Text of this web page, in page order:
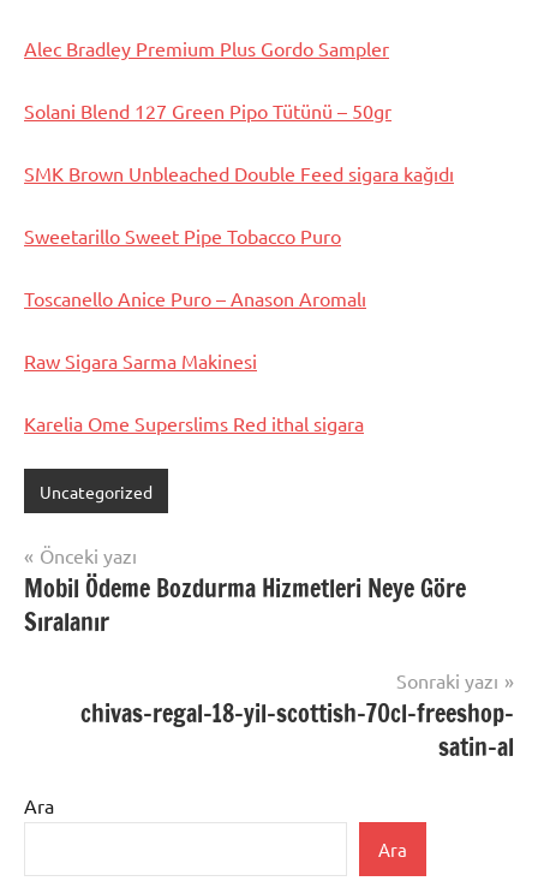
Alec Bradley Premium Plus Gordo Sampler
Solani Blend 127 Green Pipo Tütünü – 50gr
SMK Brown Unbleached Double Feed sigara kağıdı
Sweetarillo Sweet Pipe Tobacco Puro
Toscanello Anice Puro – Anason Aromalı
Raw Sigara Sarma Makinesi
Karelia Ome Superslims Red ithal sigara
Uncategorized
Yazı
gezinmesi
Önceki yazı
Mobil Ödeme Bozdurma Hizmetleri Neye Göre
Sıralanır
Sonraki yazı
chivas-regal-18-yil-scottish-70cl-freeshop-
satin-al
Ara
Ara